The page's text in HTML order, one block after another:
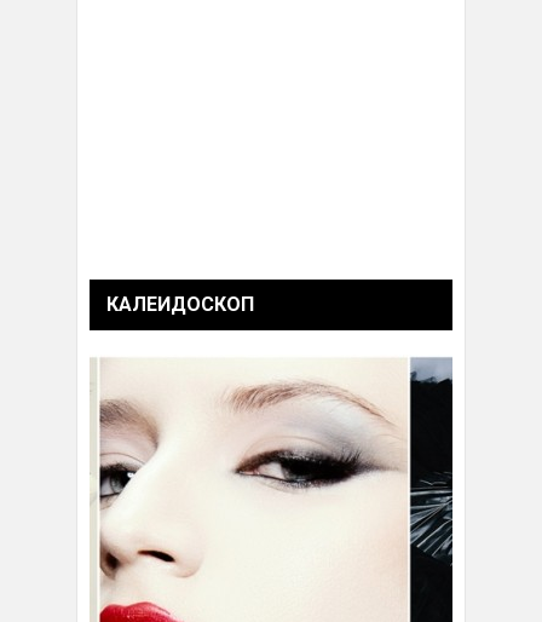
КАЛЕИДОСКОП